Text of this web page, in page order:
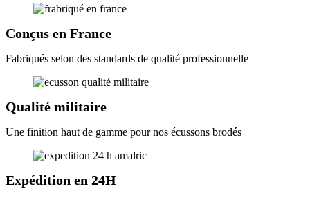
Conçus en France
Fabriqués selon des standards de qualité professionnelle
Qualité militaire
Une finition haut de gamme pour nos écussons brodés
Expédition en 24H